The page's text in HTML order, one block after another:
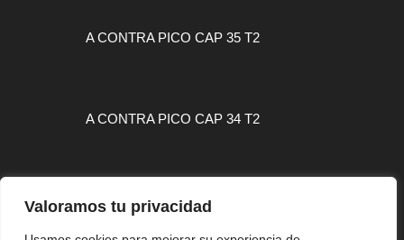
Valoramos tu privacidad
A CONTRA PICO CAP 35 T2
A CONTRA PICO CAP 34 T2